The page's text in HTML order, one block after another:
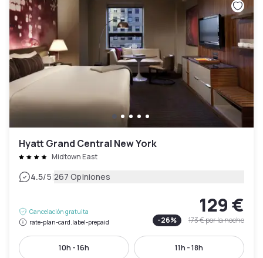
Hyatt Grand Central New York
Midtown East
4.5/5|267 Opiniones
Cancelación gratuita
rate-plan-card.label-prepaid
129 €
-26% 173 €por la noche
10h - 16h 11h - 18h